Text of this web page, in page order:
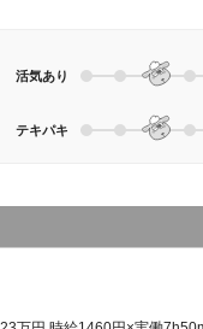
活気あり
テキパキ